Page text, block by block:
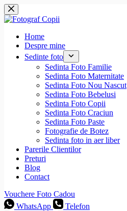
Sari
la
conținut
Home
Despre mine
Sedinte foto
Sedinta Foto Familie
Sedinta Foto Maternitate
Sedinta Foto Nou Nascut
Sedinta Foto Bebelusi
Sedinta Foto Copii
Sedinta Foto Craciun
Sedinta Foto Paste
Fotografie de Botez
Sedinta foto in aer liber
Parerile Clientilor
Preturi
Blog
Contact
Vouchere Foto Cadou
WhatsApp
Telefon